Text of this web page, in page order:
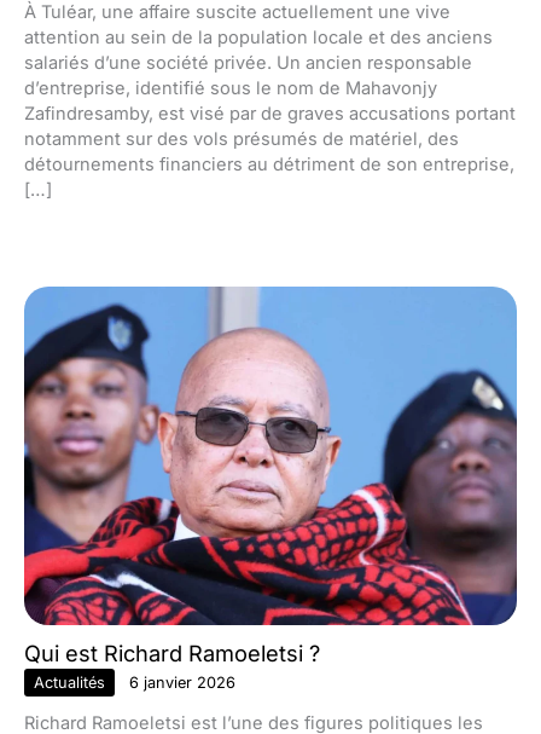
À Tuléar, une affaire suscite actuellement une vive
attention au sein de la population locale et des anciens
salariés d’une société privée. Un ancien responsable
d’entreprise, identifié sous le nom de Mahavonjy
Zafindresamby, est visé par de graves accusations portant
notamment sur des vols présumés de matériel, des
détournements financiers au détriment de son entreprise,
[…]
Qui est Richard Ramoeletsi ?
Actualités 6 janvier 2026
Richard Ramoeletsi est l’une des figures politiques les